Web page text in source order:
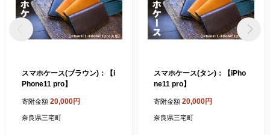
スマホケース(ブラウン)：【i
Phone11 pro】
寄附金額 20,000円
奈良県三宅町
スマホケース(タン)：【iPho
ne11 pro】
寄附金額 20,000円
奈良県三宅町